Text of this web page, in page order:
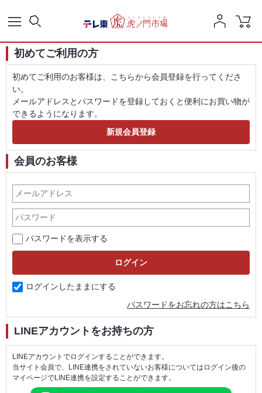
初めてご利用の方
初めてご利用のお客様は、こちらから会員登録を行ってくださ
い。
メールアドレスとパスワードを登録しておくと便利にお買い物が
できるようになります。
会員のお客様
パスワードを表示する
ログインしたままにする
パスワードをお忘れの方はこちら
LINEアカウントをお持ちの方
LINEアカウントでログインすることができます。
当サイト会員で、LINE連携をされていないお客様についてはログイン後の
マイページでLINE連携を設定することができます。